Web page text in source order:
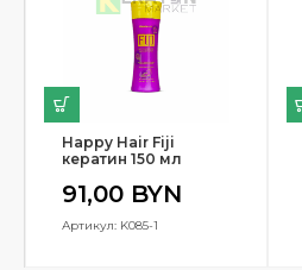
Happy Hair Fiji
кератин 150 мл
91,00 BYN
Артикул: K085-1